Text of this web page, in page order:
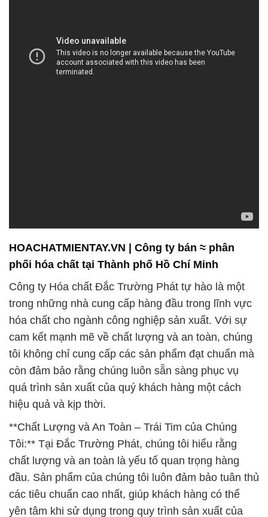
Công ty Hóa chất Đắc Trường Phát tự hào là một
trong những nhà cung cấp hàng đầu trong lĩnh vực
hóa chất cho ngành công nghiệp sản xuất. Với sự
cam kết mạnh mẽ về chất lượng và an toàn, chúng
tôi không chỉ cung cấp các sản phẩm đạt chuẩn mà
còn đảm bảo rằng chúng luôn sẵn sàng phục vụ
quá trình sản xuất của quý khách hàng một cách
hiệu quả và kịp thời.
**Chất Lượng và An Toàn – Trái Tim của Chúng
Tôi:** Tại Đắc Trường Phát, chúng tôi hiểu rằng
chất lượng và an toàn là yếu tố quan trọng hàng
đầu. Sản phẩm của chúng tôi luôn đảm bảo tuân thủ
các tiêu chuẩn cao nhất, giúp khách hàng có thể
yên tâm khi sử dụng trong quy trình sản xuất của
mình.
**Tận Tâm Với Mỗi Khách Hàng:** Sự hài lòng của
khách hàng là mục tiêu mà Đắc Trường Phát không
ngừng hướng tới. Chúng tôi luôn lắng nghe, hiểu rõ